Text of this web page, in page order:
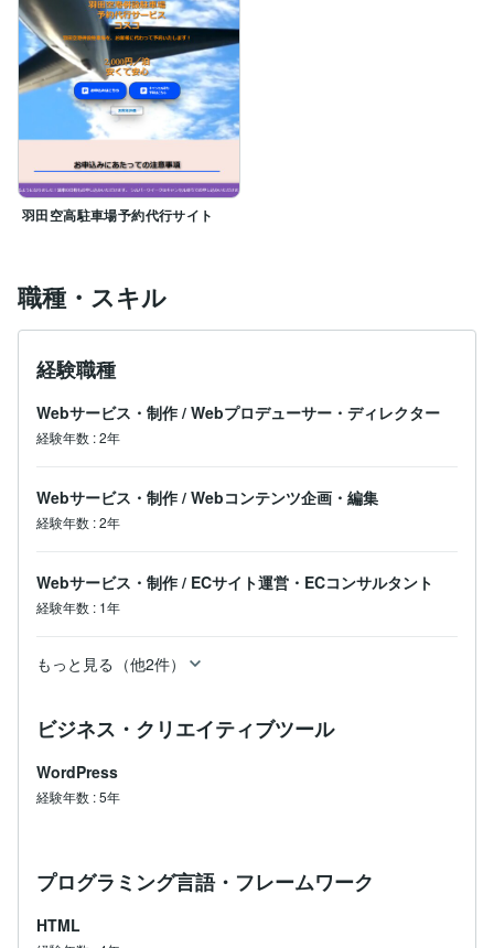
羽田空高駐車場予約代行サイト
職種・スキル
経験職種
Webサービス・制作 / Webプロデューサー・ディレクター
経験年数 :2年
Webサービス・制作 / Webコンテンツ企画・編集
経験年数 :2年
Webサービス・制作 / ECサイト運営・ECコンサルタント
経験年数 : 1年
もっと見る（他2件）
ビジネス・クリエイティブツール
WordPress
経験年数 :5年
プログラミング言語・フレームワーク
HTML